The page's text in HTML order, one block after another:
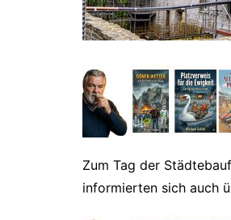
Zum Tag der
informierten sich auch